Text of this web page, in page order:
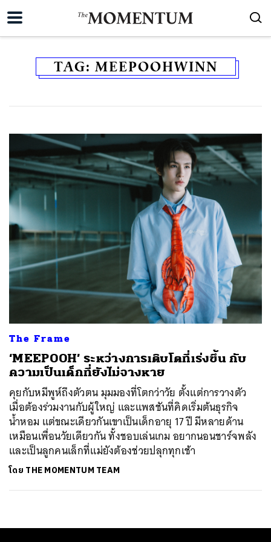
TAG: MEEPOOHWINN
The Frame
‘MEEPOOH’ ระหว่างการเติบโตที่เร่งขึ้น กับ
ความเป็นเด็กที่ยังไม่จางหาย
คุยกับหมีพูห์ถึงตัวตน มุมมองที่โตกว่าวัย ตั้งแต่การวางตัว
เมื่อต้องร่วมงานกับผู้ใหญ่ และแพสชันที่คิดเริ่มต้นธุรกิจ
น้ำหอม แต่ขณะเดียวกันเขาเป็นเด็กอายุ 17 ปี มีหลายด้าน
เหมือนเพื่อนวัยเดียวกัน ทั้งชอบเล่นเกม อยากนอนชาร์จพลัง
และเป็นลูกคนเล็กที่แม่ยังต้องช่วยปลุกทุกเช้า
โดย THE MOMENTUM TEAM
SHARE TWEET LINE EMAIL